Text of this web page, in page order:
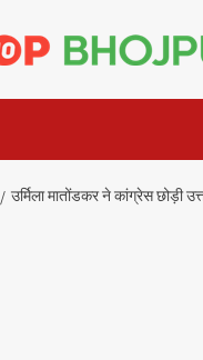
उर्मिला मातोंडकर ने कांग्रेस छोड़ी